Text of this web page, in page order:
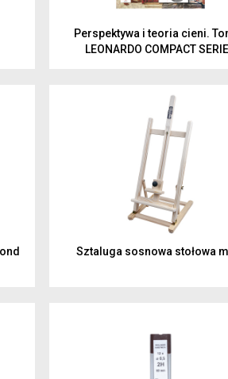
Perspektywa i teoria cieni.
LEONARDO COMPACT
Sztaluga sosnowa stołowa